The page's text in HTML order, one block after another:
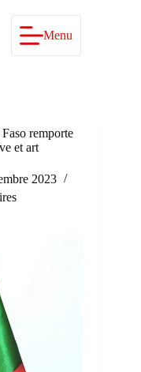
Menu
remporte
et art
2023